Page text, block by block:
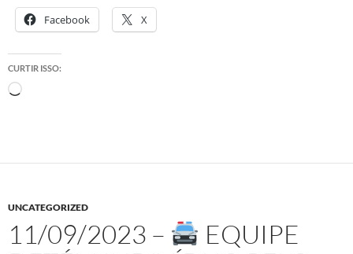
Facebook X
CURTIR ISSO:
Carregando...
UNCATEGORIZED
11/09/2023 –
EQUIPE